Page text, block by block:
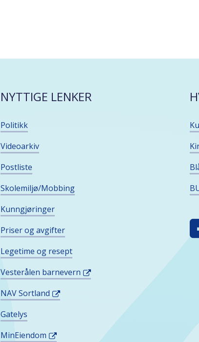
NYTTIGE LENKER
Politikk
Videoarkiv
Postliste
Skolemiljø/Mobbing
Kunngjøringer
Priser og avgifter
Legetime og resept
Vesterålen barnevern
NAV Sortland
Gatelys
MinEiendom